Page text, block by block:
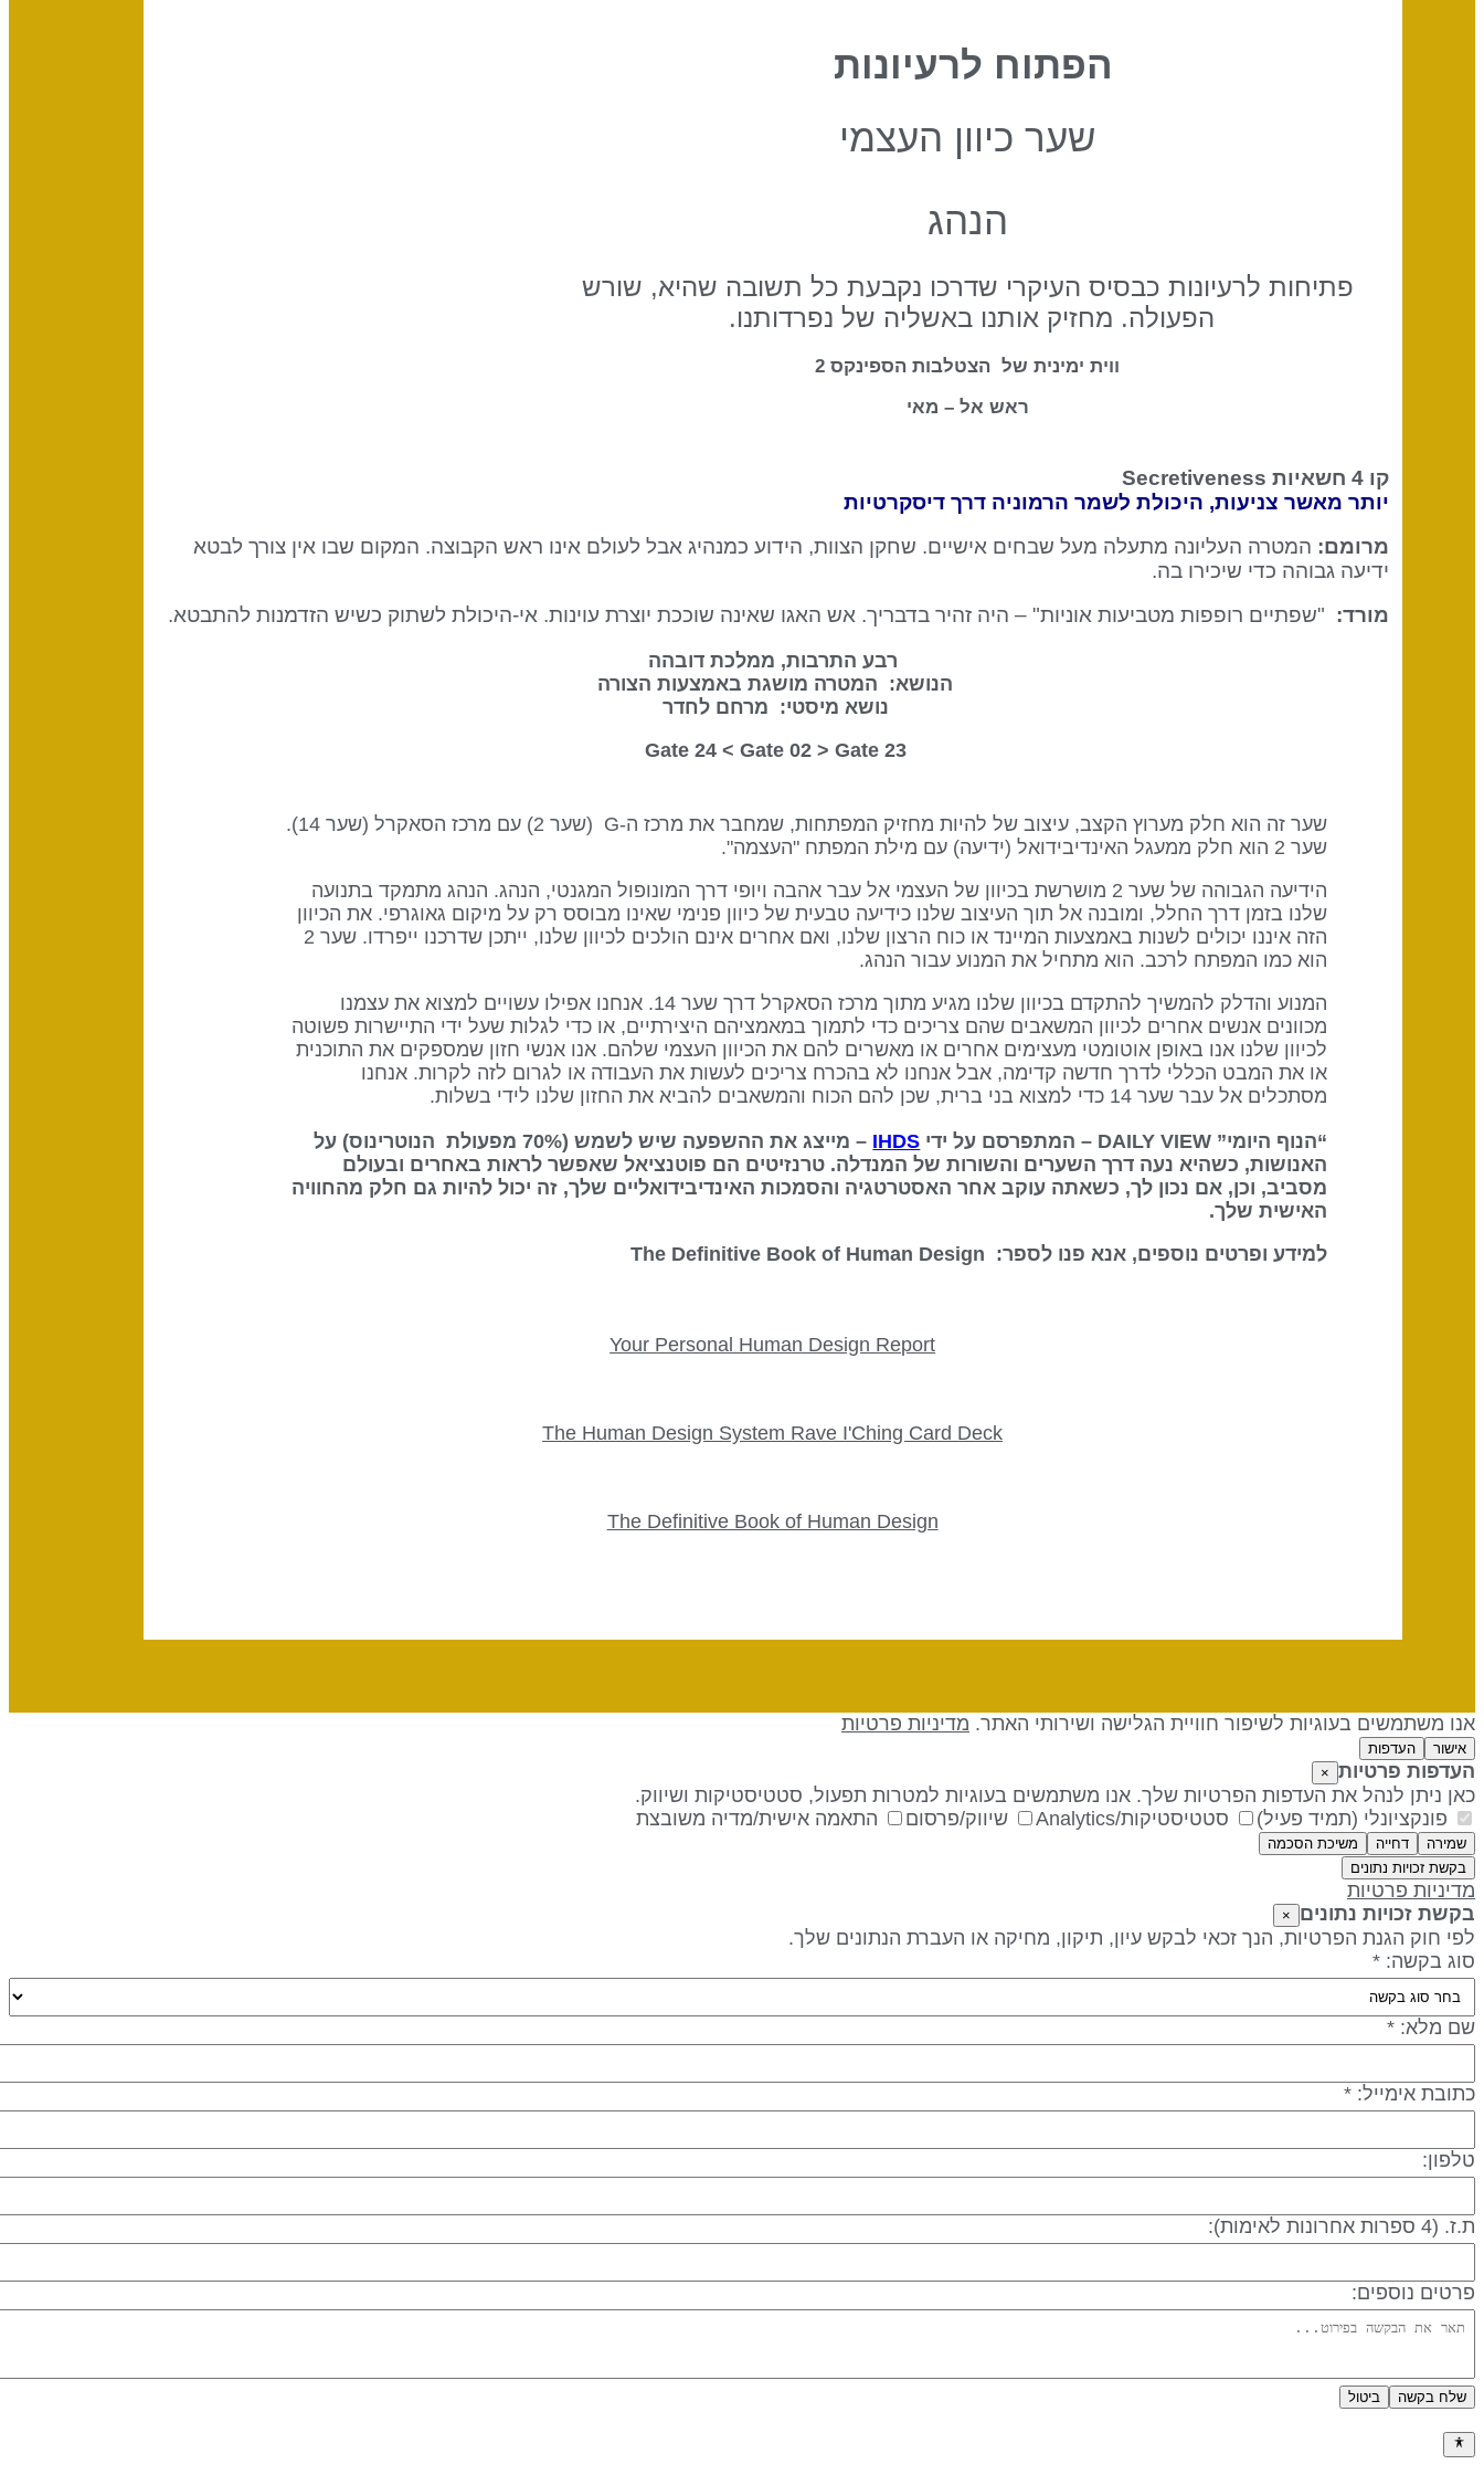
הפתוח לרעיונות
שער כיוון העצמי
הנהג
פתיחות לרעיונות כבסיס העיקרי שדרכו נקבעת כל תשובה שהיא, שורש
הפעולה. מחזיק אותנו באשליה של נפרדותנו.
ווית ימינית של הצטלבות הספינקס 2
ראש אל – מאי
קו 4 חשאיות
Secretiveness
יותר מאשר צניעות, היכולת לשמר הרמוניה דרך דיסקרטיות
מרומם: המטרה העליונה מתעלה מעל שבחים אישיים. שחקן הצוות, הידוע כמנהיג אבל לעולם אינו ראש הקבוצה. המקום שבו אין צורך לבטא
ידיעה גבוהה כדי שיכירו בה.
מורד: "שפתיים רופפות מטביעות אוניות" – היה זהיר בדבריך. אש האגו שאינה שוככת יוצרת עוינות. אי-היכולת לשתוק כשיש הזדמנות להתבטא.
רבע התרבות, ממלכת דובהה
הנושא: המטרה מושגת באמצעות הצורה
נושא מיסטי: מרחם לחדר
23 Gate 24 <
Gate 02> Gate
שער זה הוא חלק מערוץ הקצב, עיצוב של להיות מחזיק המפתחות, שמחבר את מרכז ה-G (שער 2) עם מרכז הסאקרל (שער 14).
שער 2 הוא חלק ממעגל האינדיבידואל (ידיעה) עם מילת המפתח "העצמה".
הידיעה הגבוהה של שער 2 מושרשת בכיוון של העצמי אל עבר אהבה ויופי דרך המונופול המגנטי, הנהג. הנהג מתמקד בתנועה
שלנו בזמן דרך החלל, ומובנה אל תוך העיצוב שלנו כידיעה טבעית של כיוון פנימי שאינו מבוסס רק על מיקום גאוגרפי. את הכיוון
הזה איננו יכולים לשנות באמצעות המיינד או כוח הרצון שלנו, ואם אחרים אינם הולכים לכיוון שלנו, ייתכן שדרכנו ייפרדו. שער 2
הוא כמו המפתח לרכב. הוא מתחיל את המנוע עבור הנהג.
המנוע והדלק להמשיך להתקדם בכיוון שלנו מגיע מתוך מרכז הסאקרל דרך שער 14. אנחנו אפילו עשויים למצוא את עצמנו
מכוונים אנשים אחרים לכיוון המשאבים שהם צריכים כדי לתמוך במאמציהם היצירתיים, או כדי לגלות שעל ידי התיישרות פשוטה
לכיוון שלנו אנו באופן אוטומטי מעצימים אחרים או מאשרים להם את הכיוון העצמי שלהם. אנו אנשי חזון שמספקים את התוכנית
או את המבט הכללי לדרך חדשה קדימה, אבל אנחנו לא בהכרח צריכים לעשות את העבודה או לגרום לזה לקרות. אנחנו
מסתכלים אל עבר שער 14 כדי למצוא בני ברית, שכן להם הכוח והמשאבים להביא את החזון שלנו לידי בשלות.
“הנוף היומי” DAILY VIEW – המתפרסם על ידי IHDS
– מייצג את ההשפעה שיש לשמש (70% מפעולת הנוטרינוס) על
האנושות, כשהיא נעה דרך השערים והשורות של המנדלה. טרנזיטים הם פוטנציאל שאפשר לראות באחרים ובעולם
מסביב, וכן, אם נכון לך, כשאתה עוקב אחר האסטרטגיה והסמכות האינדיבידואליים שלך, זה יכול להיות גם חלק מהחוויה
האישית שלך.
למידע ופרטים נוספים, אנא פנו לספר: The Definitive Book of Human Design
Your Personal Human Design Report
The Human Design System Rave I'Ching Card Deck
The Definitive Book of Human Design
אנו משתמשים בעוגיות לשיפור חוויית הגלישה ושירותי האתר. מדיניות פרטיות
אישור העדפות
העדפות פרטיות ×
כאן ניתן לנהל את העדפות הפרטיות שלך. אנו משתמשים בעוגיות למטרות תפעול, סטטיסטיקות ושיווק.
פונקציונלי (תמיד פעיל)
סטטיסטיקות/Analytics שיווק/פרסום התאמה אישית/מדיה משובצת
שמירה דחייה
משיכת הסכמה
בקשת זכויות נתונים
מדיניות פרטיות
בקשת זכויות נתונים
×
לפי חוק הגנת הפרטיות, הנך זכאי לבקש עיון, תיקון, מחיקה או העברת הנתונים שלך.
סוג בקשה: *
שם מלא: *
כתובת אימייל: *
טלפון:
ת.ז. (4 ספרות אחרונות לאימות):
פרטים נוספים:
שלח בקשה ביטול